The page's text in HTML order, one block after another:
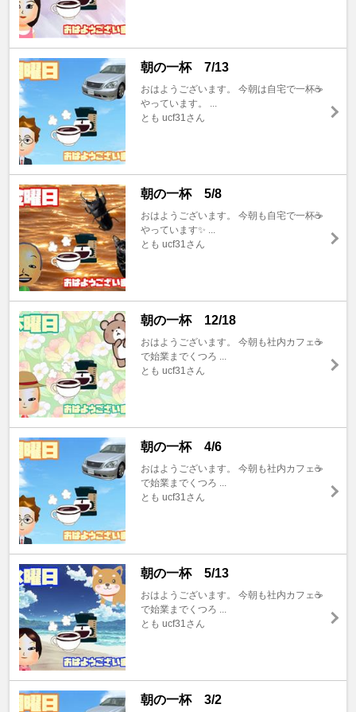
朝の一杯 7/13
おはようございます。 今朝は自宅で一杯☕️
やっています。 ...
とも ucf31さん
朝の一杯 5/8
おはようございます。 今朝も自宅で一杯☕️
やっています✨ ...
とも ucf31さん
朝の一杯 12/18
おはようございます。 今朝も社内カフェ☕️
で始業までくつろ ...
とも ucf31さん
朝の一杯 4/6
おはようございます。 今朝も社内カフェ☕️
で始業までくつろ ...
とも ucf31さん
朝の一杯 5/13
おはようございます。 今朝も社内カフェ☕️
で始業までくつろ ...
とも ucf31さん
朝の一杯 3/2